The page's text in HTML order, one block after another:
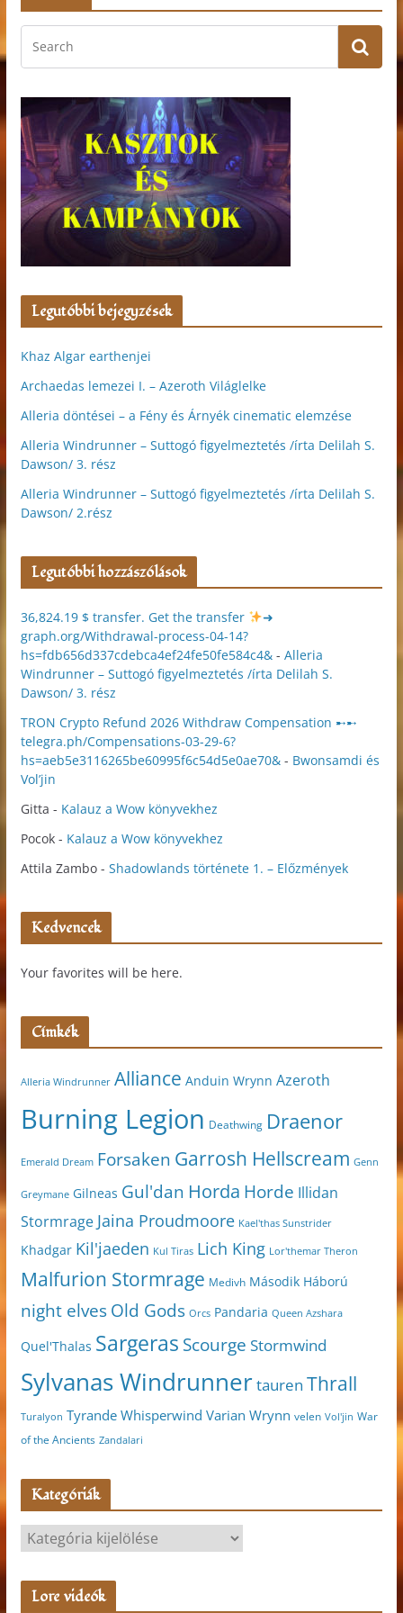
Legutóbbi bejegyzések
Khaz Algar earthenjei
Archaedas lemezei I. – Azeroth Világlelke
Alleria döntései – a Fény és Árnyék cinematic elemzése
Alleria Windrunner – Suttogó figyelmeztetés /írta Delilah S.
Dawson/ 3. rész
Alleria Windrunner – Suttogó figyelmeztetés /írta Delilah S.
Dawson/ 2.rész
Legutóbbi hozzászólások
36,824.19 $ transfer. Get the transfer
➜
graph.org/Withdrawal-process-04-14?
hs=fdb656d337cdebca4ef24fe50fe584c4&- Alleria
Windrunner – Suttogó figyelmeztetés /írta Delilah S.
Dawson/ 3. rész
TRON Crypto Refund 2026 Withdraw Compensation ➸➸
telegra.ph/Compensations-03-29-6?
hs=aeb5e3116265be60995f6c54d5e0ae70&- Bwonsamdi és
Vol’jin
Gitta - Kalauz a Wow könyvekhez
Pocok- Kalauz a Wow könyvekhez
Attila Zambo- Shadowlands története 1. – Előzmények
Kedvencek
Your favorites will be here.
Címkék
Alleria Windrunner Alliance Anduin Wrynn Azeroth
Burning Legion Deathwing Draenor
Emerald Dream Forsaken Garrosh Hellscream Genn
Greymane Gilneas Gul'dan Horda Horde Illidan
Stormrage Jaina Proudmoore Kael'thas Sunstrider
Khadgar Kil'jaeden Kul Tiras Lich King Lor'themar Theron
Malfurion Stormrage Medivh Második Háború
night elves Old Gods Orcs Pandaria Queen Azshara
Quel'Thalas Sargeras Scourge Stormwind
Sylvanas Windrunnertauren Thrall
Turalyon Tyrande Whisperwind Varian Wrynn velen Vol'jin War
of the Ancients Zandalari
Kategóriák
a
t
Lore videók